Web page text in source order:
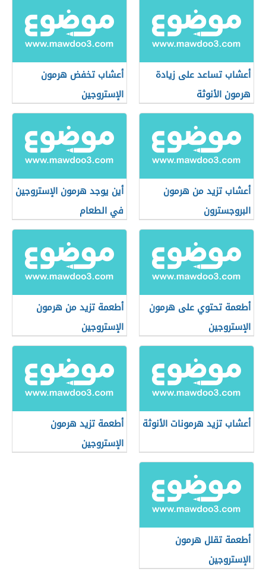
أعشاب تساعد على زيادة
هرمون الأنوثة
أعشاب تخفض هرمون
الإستروجين
أعشاب تزيد من هرمون
البروجسترون
أين يوجد هرمون الإستروجين
في الطعام
أطعمة تحتوي على هرمون
الإستروجين
أطعمة تزيد من هرمون
الإستروجين
أعشاب تزيد هرمونات الأنوثة
أطعمة تزيد هرمون
الإستروجين
أطعمة تقلل هرمون
الإستروجين